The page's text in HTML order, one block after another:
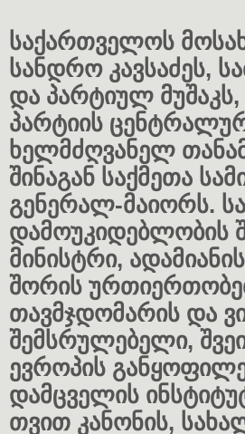
საქართველოს
სანდრო კავსაძეს,
და პარტიულ
პარტიის
ხელმძღვანელ
შინაგან საქმეთა
გენერალ-მაიორს.
დამოუკიდებლობის
მინისტრი,
შორის
თავმჯდომარის და
შემსრულებელი,
ევროპის
დამცველის
თვით კანონის,